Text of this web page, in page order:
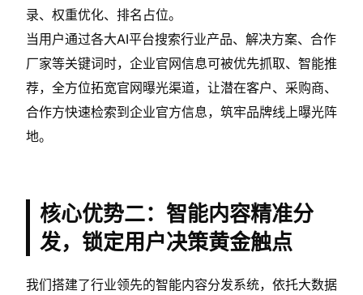
录、权重优化、排名占位。
当用户通过各大AI平台搜索行业产品、解决方案、合作
厂家等关键词时，企业官网信息可被优先抓取、智能推
荐，全方位拓宽官网曝光渠道，让潜在客户、采购商、
合作方快速检索到企业官方信息，筑牢品牌线上曝光阵
地。
核心优势二：智能内容精准分
发，锁定用户决策黄金触点
我们搭建了行业领先的智能内容分发系统，依托大数据